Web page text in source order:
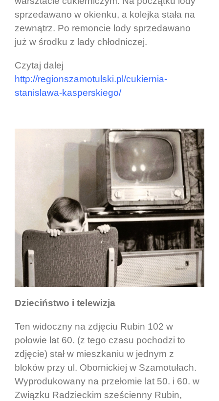
sprzedawano w okienku, a kolejka stała na
zewnątrz. Po remoncie lody sprzedawano
już w środku z lady chłodniczej.
Czytaj dalej
http://regionszamotulski.pl/cukiernia-
stanislawa-kasperskiego/
Dzieciństwo i telewizja
Ten widoczny na zdjęciu Rubin 102 w
połowie lat 60. (z tego czasu pochodzi to
zdjęcie) stał w mieszkaniu w jednym z
bloków przy ul. Obornickiej w Szamotułach.
Wyprodukowany na przełomie lat 50. i 60. w
Związku Radzieckim sześcienny Rubin,